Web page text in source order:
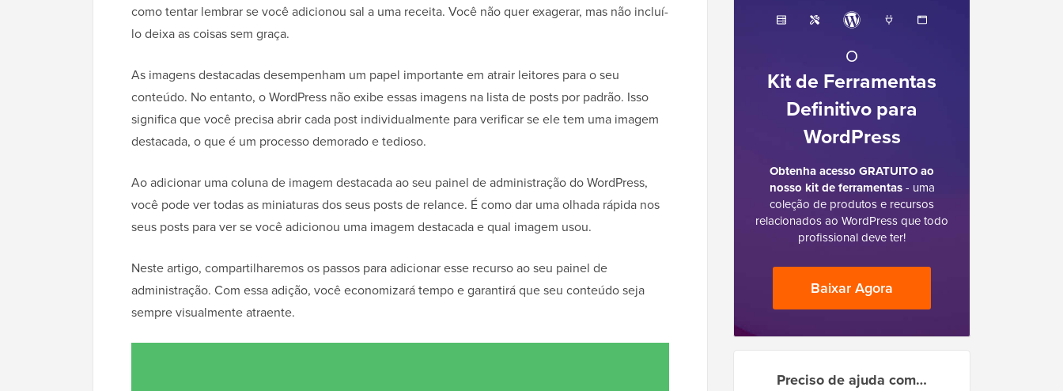
como tentar lembrar se você adicionou sal a uma receita. Você não quer exagerar, mas não incluí-
lo deixa as coisas sem graça.
As imagens destacadas desempenham um papel importante em atrair leitores para o seu
conteúdo. No entanto, o WordPress não exibe essas imagens na lista de posts por padrão. Isso
significa que você precisa abrir cada post individualmente para verificar se ele tem uma imagem
destacada, o que é um processo demorado e tedioso.
Ao adicionar uma coluna de imagem destacada ao seu painel de administração do WordPress,
você pode ver todas as miniaturas dos seus posts de relance. É como dar uma olhada rápida nos
seus posts para ver se você adicionou uma imagem destacada e qual imagem usou.
Neste artigo, compartilharemos os passos para adicionar esse recurso ao seu painel de
administração. Com essa adição, você economizará tempo e garantirá que seu conteúdo seja
sempre visualmente atraente.
O
Kit de Ferramentas
Definitivo para
WordPress
Obtenha acesso GRATUITO ao
nosso kit de ferramentas- uma
coleção de produtos e recursos
relacionados ao WordPress que todo
profissional deve ter!
Baixar Agora
Preciso de ajuda com…